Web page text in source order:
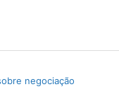
negociação